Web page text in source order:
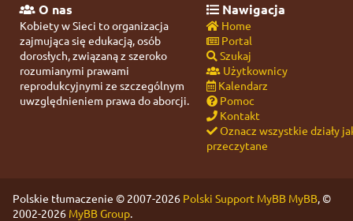
O nas
Kobiety w Sieci to organizacja
zajmująca się edukacją, osób
dorosłych, związaną z szeroko
rozumianymi prawami
reprodukcyjnymi ze szczególnym
uwzględnieniem prawa do aborcji.
Nawigacja
Home
Portal
Szukaj
Użytkownicy
Kalendarz
Pomoc
Kontakt
Oznacz wszystkie działy
przeczytane
Polskie tłumaczenie © 2007-2026 Polski Support MyBB MyBB, ©
2002-2026 MyBB Group.